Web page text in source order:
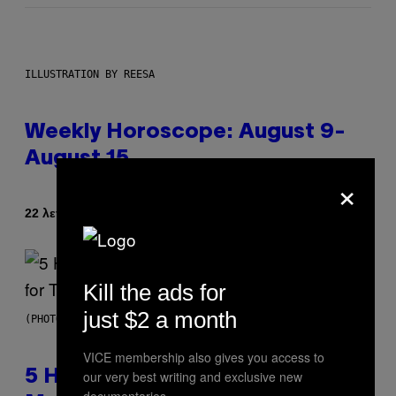
ILLUSTRATION BY REESA
Weekly Horoscope: August 9-
August 15
22 λεπτά πριν
(PHOTO BY STEVE GRANITZ/WIREIMAGE)
5 Hip-Hop Songs That Are Most
×
Kill the ads for
just $2 a month
VICE membership also gives you access to
our very best writing and exclusive new